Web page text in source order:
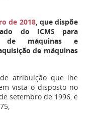
de 2018, que dispõe
do ICMS para
de máquinas e
de máquinas
atribuição que lhe
vista o disposto no
setembro de 1996, e